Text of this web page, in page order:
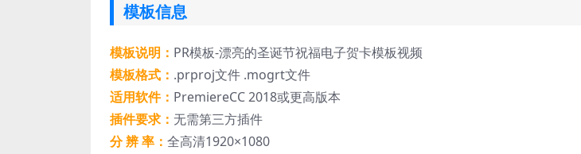
模板信息
模板说明： PR模板-漂亮的圣诞节祝福电子贺卡模板视频
模板格式： .prproj文件 .mogrt文件
适用软件： PremiereCC 2018或更高版本
插件要求： 无需第三方插件
分 辨 率： 全高清1920×1080